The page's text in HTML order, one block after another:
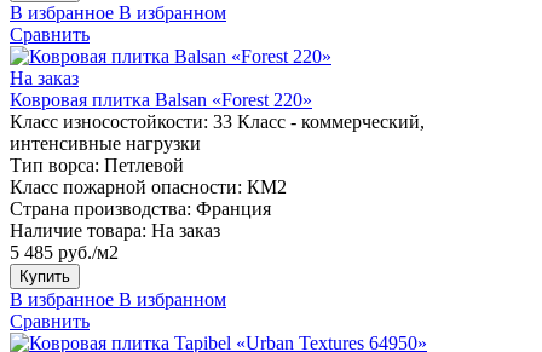
В избранное В избранном
Сравнить
На заказ
Ковровая плитка Balsan «Forest 220»
Класс износостойкости: 33 Класс - коммерческий,
интенсивные нагрузки
Тип ворса: Петлевой
Класс пожарной опасности: КМ2
Страна производства: Франция
Наличие товара: На заказ
5 485 руб./м2
Купить
В избранное В избранном
Сравнить